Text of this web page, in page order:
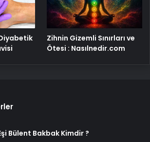
Zihnin Gizemli Sınırları ve
Ötesi : Nasılnedir.com
Bülent Bakbak Kimdir ?